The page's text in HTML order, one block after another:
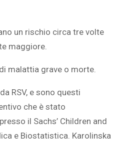
un rischio circa tre volte
maggiore.
malattia grave o morte.
RSV, e sono questi
che è stato
il Sachs’ Children and
e Biostatistica. Karolinska